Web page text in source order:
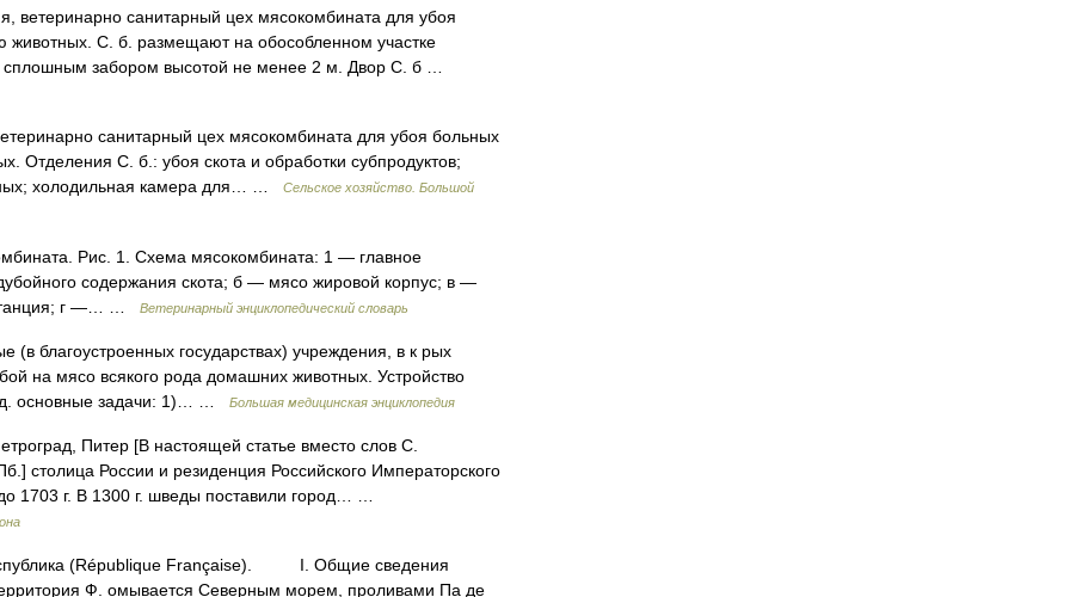
ветеринарно санитарный цех мясокомбината для убоя
животных. С. б. размещают на обособленном участке
сплошным забором высотой не менее 2 м. Двор С. б …
санитарный цех мясокомбината для убоя больных
Отделения С. б.: убоя скота и обработки субпродуктов;
холодильная камера для… …
Сельское хозяйство. Большой
Рис. 1. Схема мясокомбината: 1 — главное
содержания скота; б — мясо жировой корпус; в —
г —… …
Ветеринарный энциклопедический словарь
благоустроенных государствах) учреждения, в к рых
на мясо всякого рода домашних животных. Устройство
основные задачи: 1)… …
Большая медицинская энциклопедия
Питер [В настоящей статье вместо слов С.
столица России и резиденция Российского Императорского
1703 г. В 1300 г. шведы поставили город… …
(République Française). I. Общие сведения
Ф. омывается Северным морем, проливами Па де